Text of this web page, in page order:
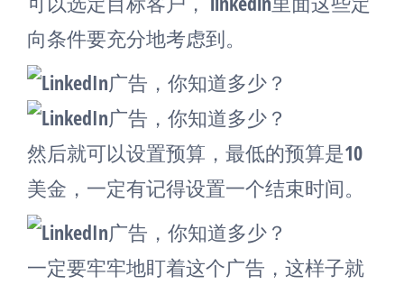
向条件要充分地考虑到。
然后就可以设置预算，最低的预算是10
美金，一定有记得设置一个结束时间。
一定要牢牢地盯着这个广告，这样子就